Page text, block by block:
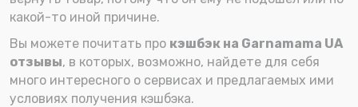
какой-то иной причине.
Вы можете почитать про кэшбэк на Garnamama UA
отзывы, в которых, возможно, найдете для себя
много интересного о сервисах и предлагаемых ими
условиях получения кэшбэка.